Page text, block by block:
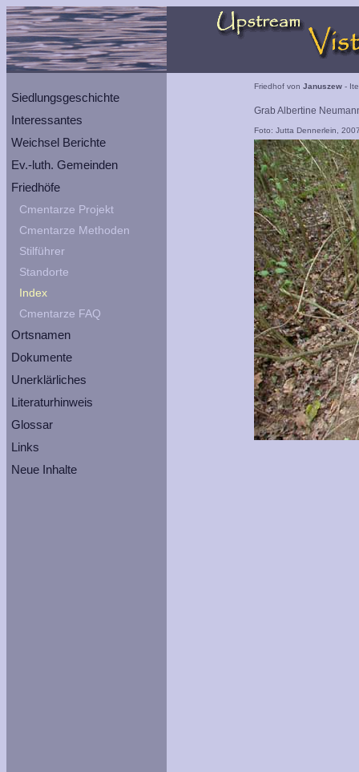
Siedlungsgeschichte
Interessantes
Weichsel Berichte
Ev.-luth. Gemeinden
Friedhöfe
Cmentarze Projekt
Cmentarze Methoden
Stilführer
Standorte
Index
Cmentarze FAQ
Ortsnamen
Dokumente
Unerklärliches
Literaturhinweis
Glossar
Links
Neue Inhalte
Friedhof von Januszew -
Grab Albertine
Foto: Jutta Dennerlein,